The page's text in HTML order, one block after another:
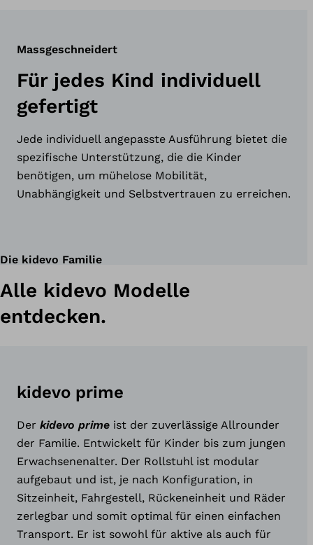
Massgeschneidert
Für jedes Kind individuell
gefertigt
Jede individuell angepasste Ausführung bietet die
spezifische Unterstützung, die die Kinder
benötigen, um mühelose Mobilität,
Unabhängigkeit und Selbstvertrauen zu erreichen.
Die kidevo Familie
Alle kidevo Modelle
entdecken.
kidevo prime
Der kidevo prime ist der zuverlässige Allrounder
der Familie. Entwickelt für Kinder bis zum jungen
Erwachsenenalter. Der Rollstuhl ist modular
aufgebaut und ist, je nach Konfiguration, in
Sitzeinheit, Fahrgestell, Rückeneinheit und Räder
zerlegbar und somit optimal für einen einfachen
Transport. Er ist sowohl für aktive als auch für